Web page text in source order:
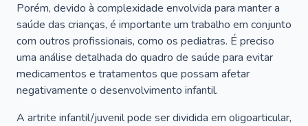
Porém, devido à complexidade envolvida para manter a
saúde das crianças, é importante um trabalho em conjunto
com outros profissionais, como os pediatras. É preciso
uma análise detalhada do quadro de saúde para evitar
medicamentos e tratamentos que possam afetar
negativamente o desenvolvimento infantil.
A artrite infantil/juvenil pode ser dividida em oligoarticular,